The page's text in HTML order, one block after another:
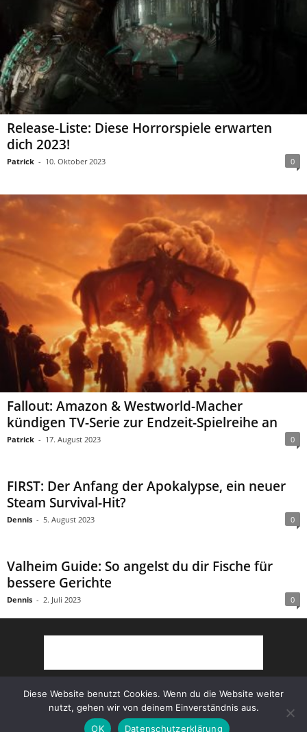
Release-Liste: Diese Horrorspiele erwarten
dich 2023!
Patrick - 10. Oktober 2023 0
Fallout: Amazon & Westworld-Macher
kündigen TV-Serie zur Endzeit-Spielreihe an
Patrick - 17. August 2023 0
FIRST: Der Anfang der Apokalypse, ein neuer
Steam Survival-Hit?
Dennis - 5. August 2023 0
Valheim Guide: So angelst du dir Fische für
bessere Gerichte
Dennis - 2. Juli 2023 0
Partner AGB Impressum
Datenschutz
Diese Website benutzt Cookies. Wenn du die Website weiter
nutzt, gehen wir von deinem Einverständnis aus.
OK
Datenschutzerklärung